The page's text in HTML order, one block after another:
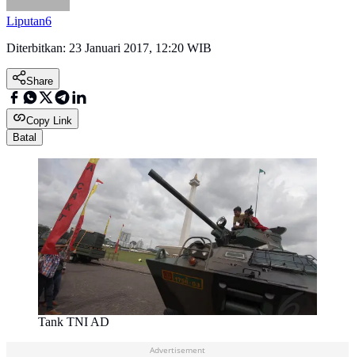
Liputan6
Diterbitkan: 23 Januari 2017, 12:20 WIB
Share
Copy Link
Batal
Tank TNI AD
Advertisement